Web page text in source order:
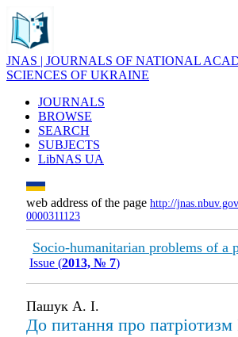
JNAS | JOURNALS OF NATIONAL
SCIENCES OF UKRAINE
JOURNALS
BROWSE
SEARCH
SUBJECTS
LibNAS UA
web address of the page http://
0000311123
Socio-humanitarian problems of a
Issue (2013, № 7)
Пашук А. І.
До питання про